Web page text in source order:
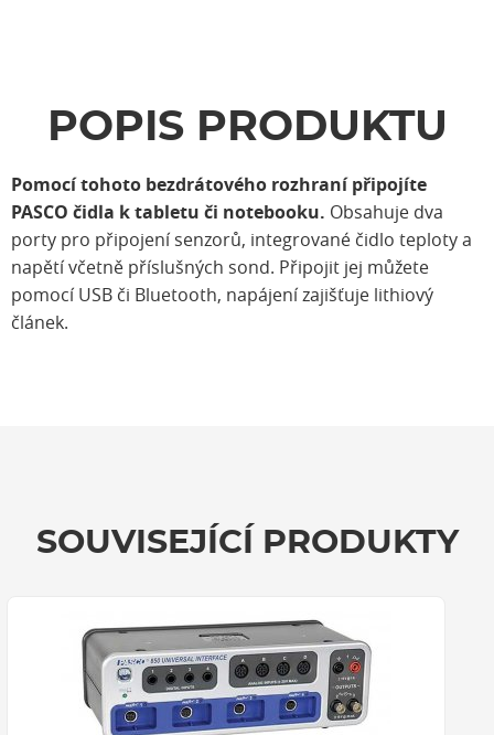
POPIS PRODUKTU
Pomocí tohoto bezdrátového rozhraní připojíte
PASCO čidla k tabletu či notebooku. Obsahuje dva
porty pro připojení senzorů, integrované čidlo teploty a
napětí včetně příslušných sond. Připojit jej můžete
pomocí USB či Bluetooth, napájení zajišťuje lithiový
článek.
SOUVISEJÍCÍ PRODUKTY